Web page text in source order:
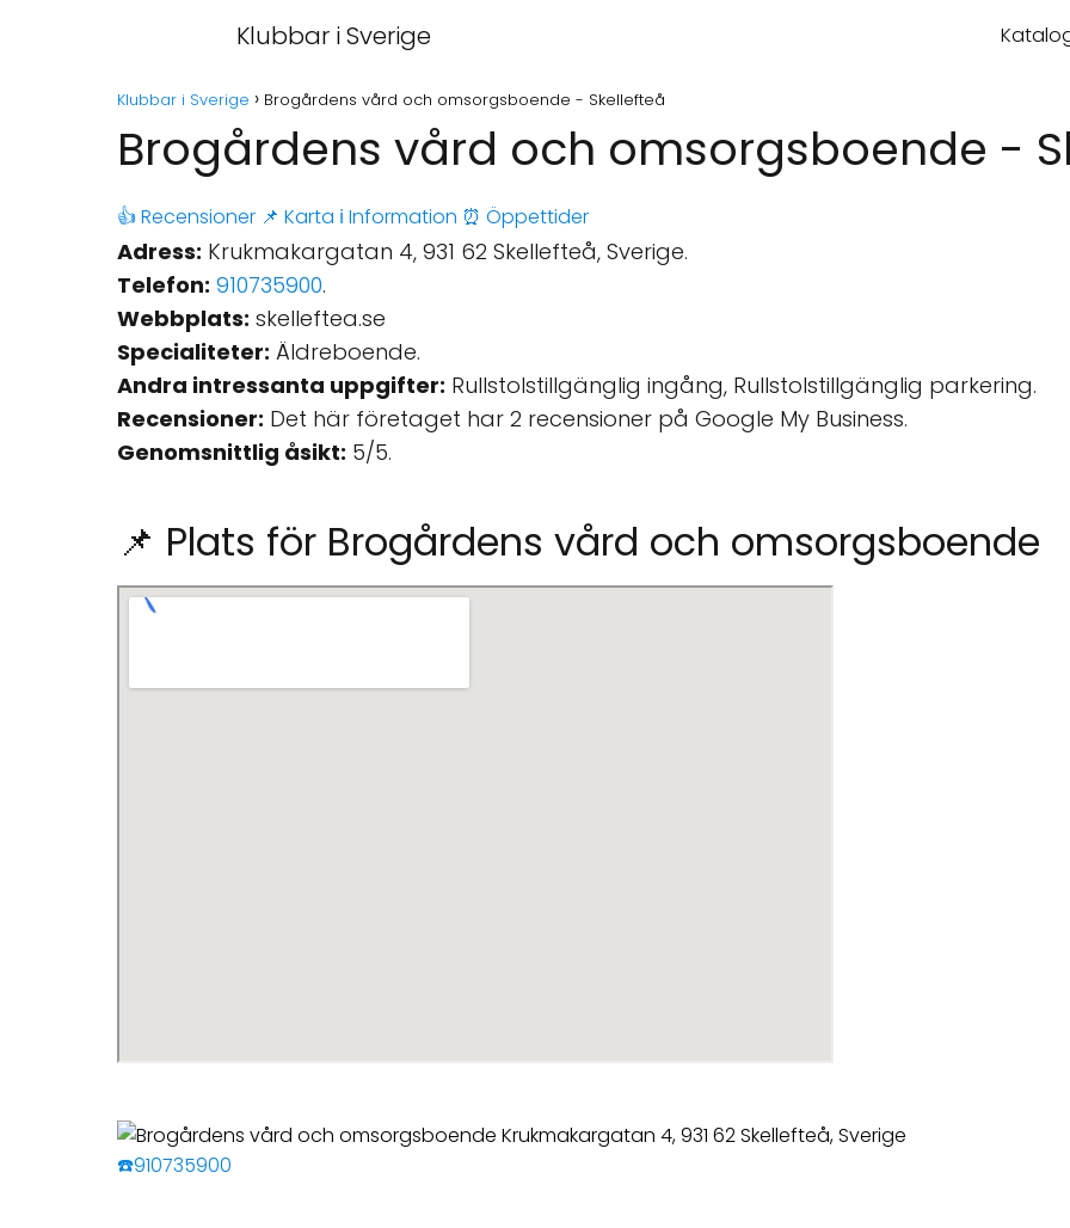
Klubbar i Sverige
Klubbar i Sverige Brogårdens vård och omsorgsboende - Skellefteå
Brogårdens vård och omsorgsboende -
👍 Recensioner 📌 Karta ℹ️ Information ⏰ Öppettider
Adress: Krukmakargatan 4, 931 62 Skellefteå, Sverige.
Telefon: 910735900.
Webbplats: skelleftea.se
Specialiteter: Äldreboende.
Andra intressanta uppgifter: Rullstolstillgänglig ingång, Rullstolstillgänglig parkering.
Recensioner: Det här företaget har 2 recensioner på Google My Business.
Genomsnittlig åsikt: 5/5.
📌 Plats för Brogårdens vård och omsorgsboende
☎️910735900